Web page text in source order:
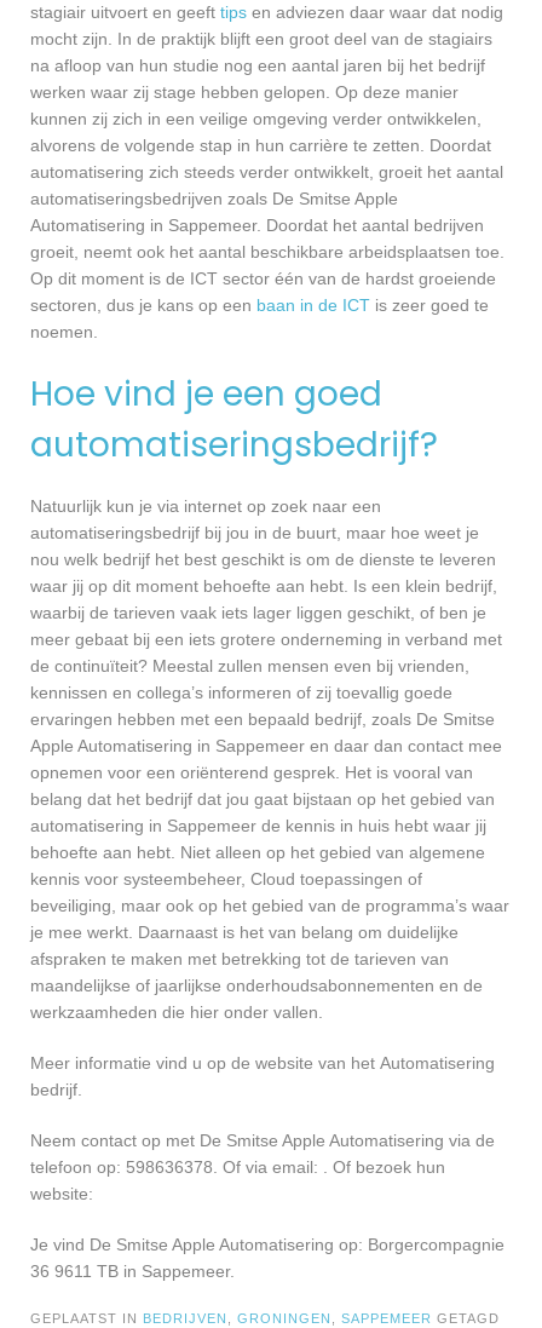
stagiair uitvoert en geeft tips en adviezen daar waar dat nodig
mocht zijn. In de praktijk blijft een groot deel van de stagiairs
na afloop van hun studie nog een aantal jaren bij het bedrijf
werken waar zij stage hebben gelopen. Op deze manier
kunnen zij zich in een veilige omgeving verder ontwikkelen,
alvorens de volgende stap in hun carrière te zetten. Doordat
automatisering zich steeds verder ontwikkelt, groeit het aantal
automatiseringsbedrijven zoals De Smitse Apple
Automatisering in Sappemeer. Doordat het aantal bedrijven
groeit, neemt ook het aantal beschikbare arbeidsplaatsen toe.
Op dit moment is de ICT sector één van de hardst groeiende
sectoren, dus je kans op een baan in de ICT is zeer goed te
noemen.
Hoe vind je een goed
automatiseringsbedrijf?
Natuurlijk kun je via internet op zoek naar een
automatiseringsbedrijf bij jou in de buurt, maar hoe weet je
nou welk bedrijf het best geschikt is om de dienste te leveren
waar jij op dit moment behoefte aan hebt. Is een klein bedrijf,
waarbij de tarieven vaak iets lager liggen geschikt, of ben je
meer gebaat bij een iets grotere onderneming in verband met
de continuïteit? Meestal zullen mensen even bij vrienden,
kennissen en collega’s informeren of zij toevallig goede
ervaringen hebben met een bepaald bedrijf, zoals De Smitse
Apple Automatisering in Sappemeer en daar dan contact mee
opnemen voor een oriënterend gesprek. Het is vooral van
belang dat het bedrijf dat jou gaat bijstaan op het gebied van
automatisering in Sappemeer de kennis in huis hebt waar jij
behoefte aan hebt. Niet alleen op het gebied van algemene
kennis voor systeembeheer, Cloud toepassingen of
beveiliging, maar ook op het gebied van de programma’s waar
je mee werkt. Daarnaast is het van belang om duidelijke
afspraken te maken met betrekking tot de tarieven van
maandelijkse of jaarlijkse onderhoudsabonnementen en de
werkzaamheden die hier onder vallen.
Meer informatie vind u op de website van het Automatisering
bedrijf.
Neem contact op met De Smitse Apple Automatisering via de
telefoon op: 598636378. Of via email:
. Of bezoek hun
website:
Je vind De Smitse Apple Automatisering op: Borgercompagnie
36 9611 TB in Sappemeer.
GEPLAATST IN BEDRIJVEN GRONINGEN SAPPEMEER GETAGD